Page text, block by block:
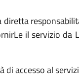
il servizio da
accesso al